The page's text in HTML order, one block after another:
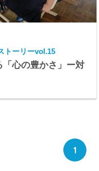
トーリーvol.15
心の豊かさ」ー対
1